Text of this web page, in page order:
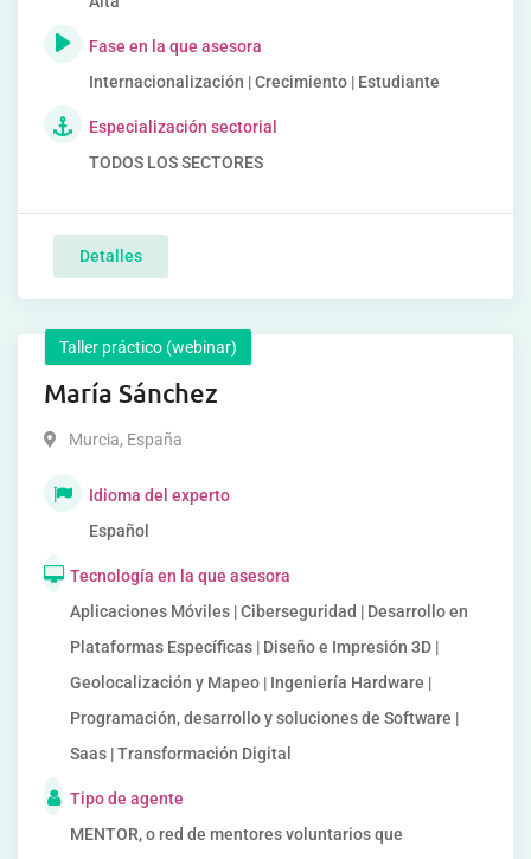
Fase en la que asesora
Internacionalización | Crecimiento | Estudiante
Especialización sectorial
TODOS LOS SECTORES
Detalles
Taller práctico (webinar)
María Sánchez
Murcia, España
Idioma del experto
Español
Tecnología en la que asesora
Aplicaciones Móviles | Ciberseguridad | Desarrollo en
Plataformas Específicas | Diseño e Impresión 3D |
Geolocalización y Mapeo | Ingeniería Hardware |
Programación, desarrollo y soluciones de Software |
Saas | Transformación Digital
Tipo de agente
MENTOR, o red de mentores voluntarios que